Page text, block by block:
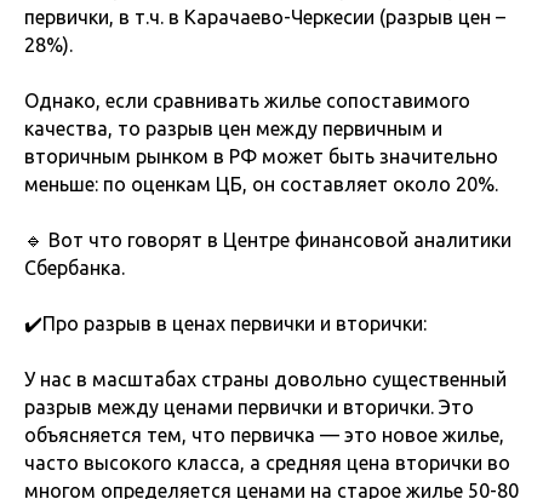
первички, в т.ч. в Карачаево-Черкесии (разрыв цен –
28%).
Однако, если сравнивать жилье сопоставимого
качества, то разрыв цен между первичным и
вторичным рынком в РФ может быть значительно
меньше: по оценкам ЦБ, он составляет около 20%.
🔹 Вот что говорят в Центре финансовой аналитики
Сбербанка.
✔️Про разрыв в ценах первички и вторички:
У нас в масштабах страны довольно существенный
разрыв между ценами первички и вторички. Это
объясняется тем, что первичка — это новое жилье,
часто высокого класса, а средняя цена вторички во
многом определяется ценами на старое жилье 50-80